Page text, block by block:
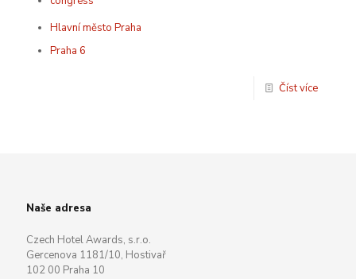
Hlavní město Praha
Praha 6
Číst více
Naše adresa
Czech Hotel Awards, s.r.o.
Gercenova 1181/10, Hostivař
102 00 Praha 10